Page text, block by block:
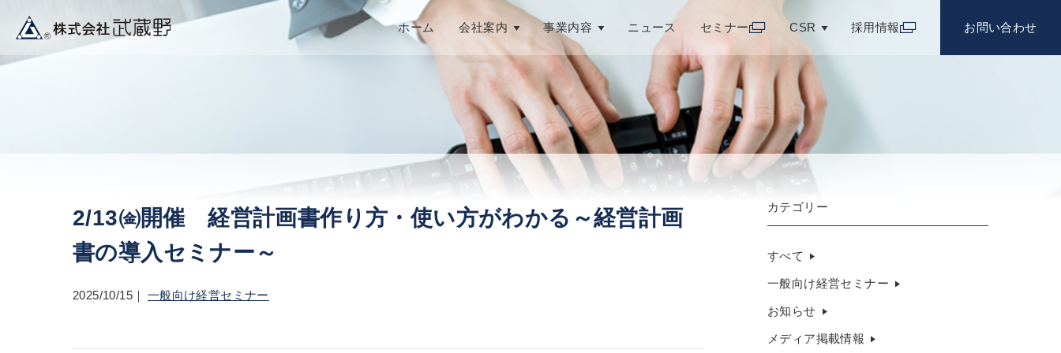
ホーム 会社案内 事業内容 ニュース セミナー CSR 採用情報 お問い合わせ
2/13㈮開催 経営計画書作り方・使い方がわかる～経営計画
書の導入セミナー～
2025/10/15 一般向け経営セミナー
カテゴリー
すべて
一般向け経営セミナー
お知らせ
メディア掲載情報